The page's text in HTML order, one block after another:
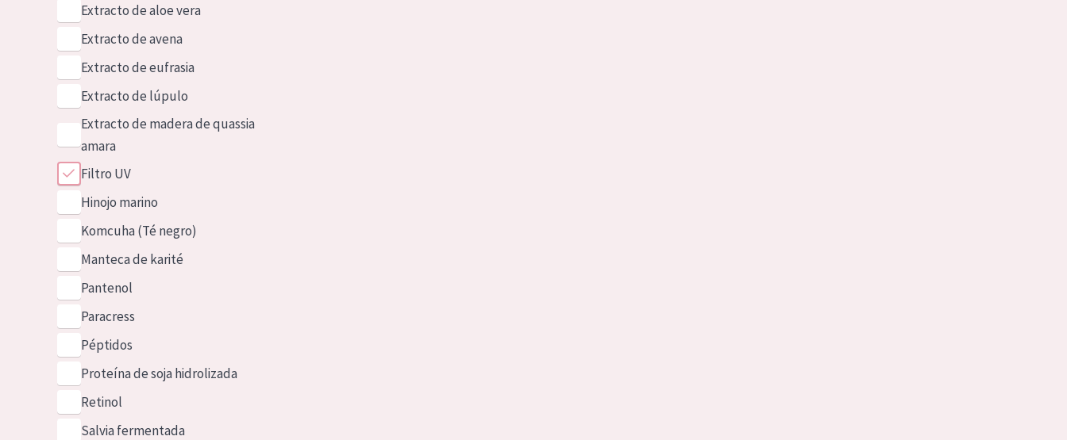
Extracto de aloe vera
Extracto de avena
Extracto de eufrasia
Extracto de lúpulo
Extracto de madera de quassia
amara
Filtro UV
Hinojo marino
Komcuha (Té negro)
Manteca de karité
Pantenol
Paracress
Péptidos
Proteína de soja hidrolizada
Retinol
Salvia fermentada